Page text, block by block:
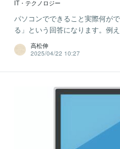
IT・テクノロジー
パソコンでできること実際何が
る」という回答になります。例
高松伸
2025/04/22 10:27